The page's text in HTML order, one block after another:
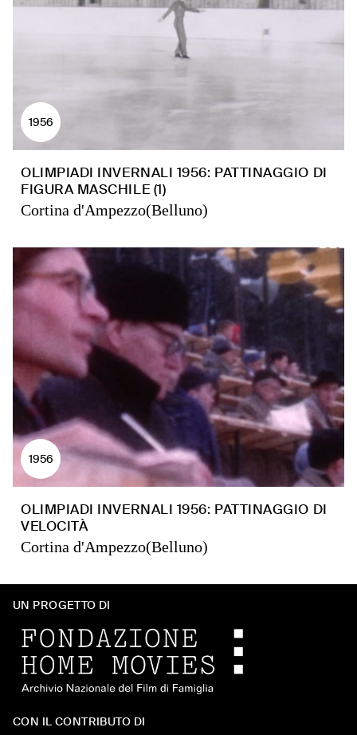
1956
OLIMPIADI INVERNALI 1956: PATTINAGGIO DI
FIGURA MASCHILE (1)
Cortina d'Ampezzo(Belluno)
1956
OLIMPIADI INVERNALI 1956: PATTINAGGIO DI
VELOCITÀ
Cortina d'Ampezzo(Belluno)
UN PROGETTO DI
CON IL CONTRIBUTO DI